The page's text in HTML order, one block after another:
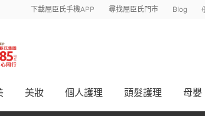
下載屈臣氏手機APP 尋找屈臣氏門市 Blog
美妝 個人護理 頭髮護理 母嬰